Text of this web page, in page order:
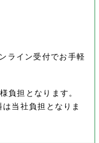
ライン受付でお手軽
負担となります。
当社負担となりま